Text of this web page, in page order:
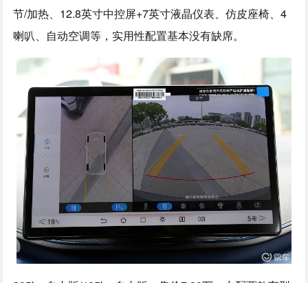
节/加热、12.8英寸中控屏+7英寸液晶仪表、仿皮座椅、4
喇叭、自动空调等，实用性配置基本没有缺席。